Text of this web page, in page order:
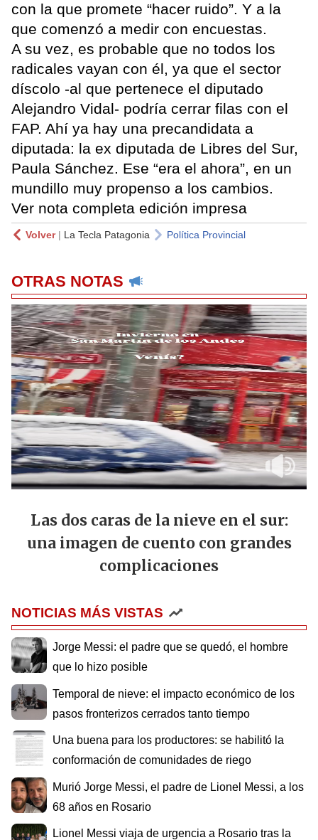
con la que promete “hacer ruido”. Y a la
que comenzó a medir con encuestas.
A su vez, es probable que no todos los
radicales vayan con él, ya que el sector
díscolo -al que pertenece el diputado
Alejandro Vidal- podría cerrar filas con el
FAP. Ahí ya hay una precandidata a
diputada: la ex diputada de Libres del Sur,
Paula Sánchez. Ese “era el ahora”, en un
mundillo muy propenso a los cambios.
Ver nota completa edición impresa
Volver| La Tecla Patagonia Política Provincial
OTRAS NOTAS
Las dos caras de la nieve en el sur:
una imagen de cuento con grandes
complicaciones
NOTICIAS MÁS VISTAS
Jorge Messi: el padre que se quedó, el hombre
que lo hizo posible
Temporal de nieve: el impacto económico de los
pasos fronterizos cerrados tanto tiempo
Una buena para los productores: se habilitó la
conformación de comunidades de riego
Murió Jorge Messi, el padre de Lionel Messi, a los
68 años en Rosario
Lionel Messi viaja de urgencia a Rosario tras la